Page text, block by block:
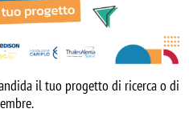
il tuo progetto di ricerca o di